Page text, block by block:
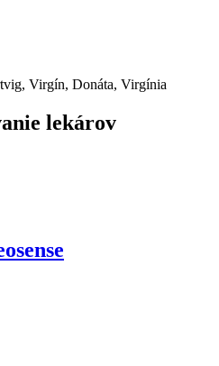
Virgín, Donáta, Virgínia
lekárov